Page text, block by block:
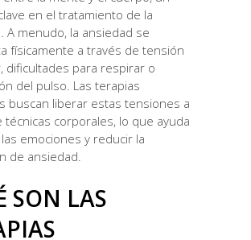
en el tratamiento de la
A menudo, la ansiedad se
físicamente a través de tensión
dificultades para respirar o
del pulso. Las terapias
buscan liberar estas tensiones a
técnicas corporales, lo que ayuda
emociones y reducir la
de ansiedad.
SON LAS